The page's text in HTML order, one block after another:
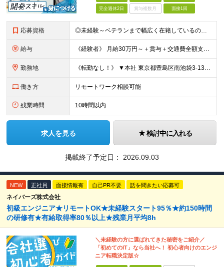
完全週休2日 賞与複数月 面接1回
応募資格 ◎未経験～ベテランまで幅広く在籍しているので大丈夫！◎ ＼こんなアナタにピッタリです♪／ ◆IT業界で手に職を付けて活躍したい方 ◆サポート体制が整っている会社で働きたい方 ◆フラットな社風の会社で
給与 《経験者》 月給30万円～＋賞与＋交通費全額支給 《未経験者》 月給23万円～＋賞与＋交通費全額支給 ※上記月給には固定残業代（20時間分／《経験者》40,600円～《未経験者》31,100円～）
勤務地 《転勤なし！》 ▼本社 東京都豊島区南池袋3-13-8 ホウエイビル9F ▼開発拠点 東京都豊島区南池袋3-13-5 KJ南池袋ビル4階 【東京本社or首都圏の各プロジェクト先】 ▼各プロジェクト
働き方 リモートワーク相談可能
残業時間 10時間以内
求人を見る 検討中に入れる
掲載終了予定日： 2026.09.03
NEW 正社員 面接情報有 自己PR不要 話を聞きたい応募可
ネイバーズ株式会社
初級エンジニア★リモートOK★未経験スタート95％★約150時間
の研修有★有給取得率80％以上★残業月平均8h
＼未経験の方に選ばれてきた秘密をご紹介／
「初めてのIT」なら当社へ！ 初心者向けのエンジ
ニア転職決定版☆